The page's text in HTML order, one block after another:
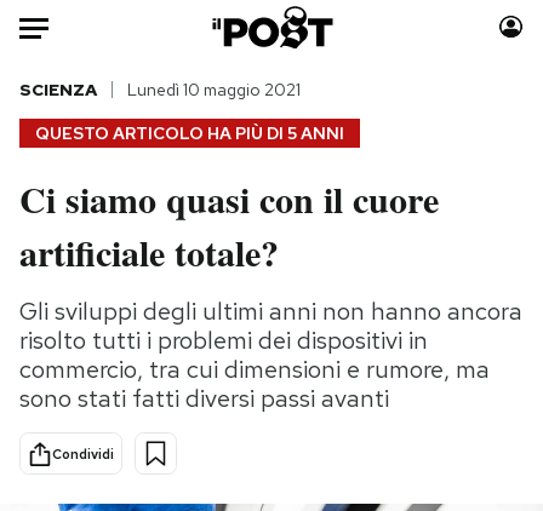
Auto
HOME
Italia
Politica
Tecnologia
Internet
Scienza
Cultura
Economia
Moda
Storie/Idee
Ok Boomer!
Media
Europa
QUESTO ARTICOLO HA PIÙ DI 5 ANNI
SCIENZA Lunedì 10 maggio 2021
Ci siamo quasi con il cuore
artificiale totale?
Gli sviluppi degli ultimi anni non hanno ancora
risolto tutti i problemi dei dispositivi in
commercio, tra cui dimensioni e rumore, ma
sono stati fatti diversi passi avanti
Condividi